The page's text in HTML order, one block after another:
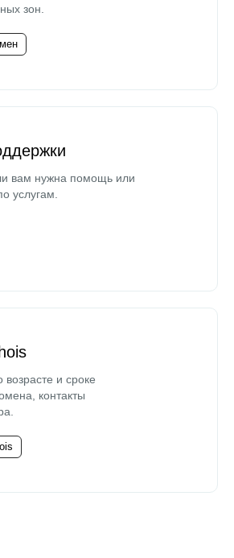
зон.
вам нужна помощь или
услугам.
и сроке
контакты